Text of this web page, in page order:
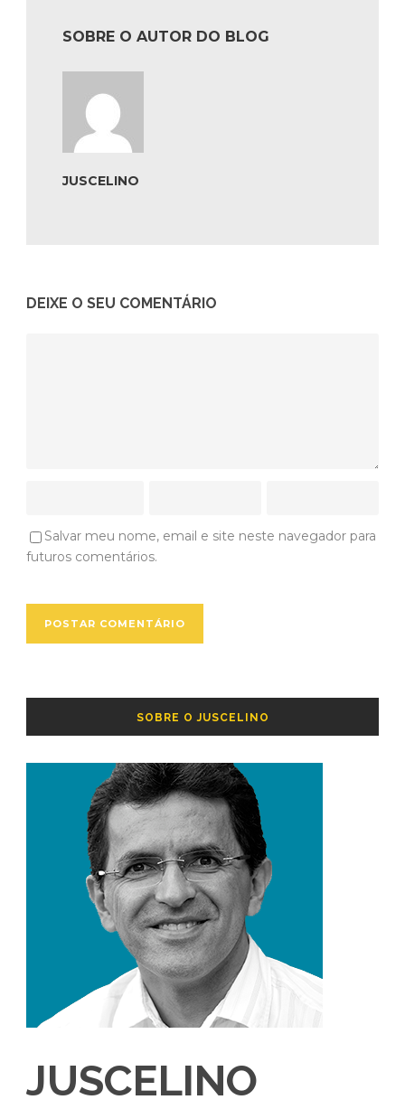
SOBRE O AUTOR DO BLOG
JUSCELINO
DEIXE O SEU COMENTÁRIO
Salvar meu nome, email e site neste navegador para
futuros comentários.
SOBRE O JUSCELINO
JUSCELINO